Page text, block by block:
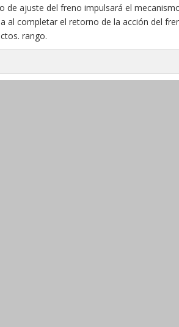
de ajuste del freno impulsará el
al completar el retorno de la acción del
rango.